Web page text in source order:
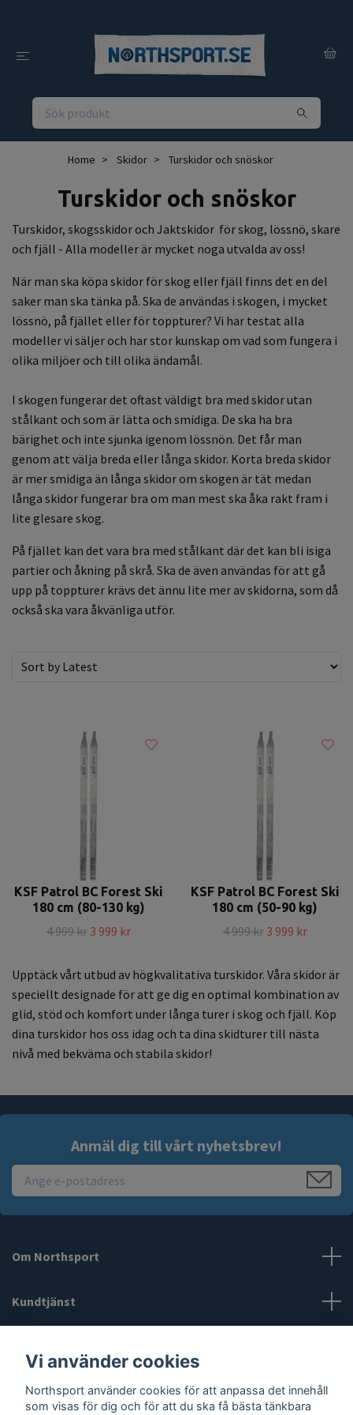
Home Skidor Turskidor och snöskor
Turskidor och snöskor
Turskidor, skogsskidor och Jaktskidor för skog, lössnö, skare
och fjäll - Alla modeller är mycket noga utvalda av oss!
När man ska köpa skidor för skog eller fjäll finns det en del
saker man ska tänka på. Ska de användas i skogen, i mycket
lössnö, på fjället eller för toppturer? Vi har testat alla
modeller vi säljer och har stor kunskap om vad som fungera i
olika miljöer och till olika ändamål.
I skogen fungerar det oftast väldigt bra med skidor utan
stålkant och som är lätta och smidiga. De ska ha bra
bärighet och inte sjunka igenom lössnön. Det får man
genom att välja breda eller långa skidor. Korta breda skidor
är mer smidiga än långa skidor om skogen är tät medan
långa skidor fungerar bra om man mest ska åka rakt fram i
lite glesare skog.
På fjället kan det vara bra med stålkant där det kan bli isiga
partier och åkning på skrå. Ska de även användas för att gå
upp på toppturer krävs det ännu lite mer av skidorna, som då
också ska vara åkvänliga utför.
KSF Patrol BC Forest Ski
180 cm (80-130 kg)
4 999 kr 3 999 kr
KSF Patrol BC Forest Ski
180 cm (50-90 kg)
4 999 kr 3 999 kr
Upptäck vårt utbud av högkvalitativa turskidor. Våra skidor är
speciellt designade för att ge dig en optimal kombination av
glid, stöd och komfort under långa turer i skog och fjäll. Köp
dina turskidor hos oss idag och ta dina skidturer till nästa
nivå med bekväma och stabila skidor!
Anmäl dig till vårt nyhetsbrev!
Om Northsport
Kundtjänst
Social Media
Vi använder cookies
Northsport använder cookies för att anpassa det innehåll
som visas för dig och för att du ska få bästa tänkbara